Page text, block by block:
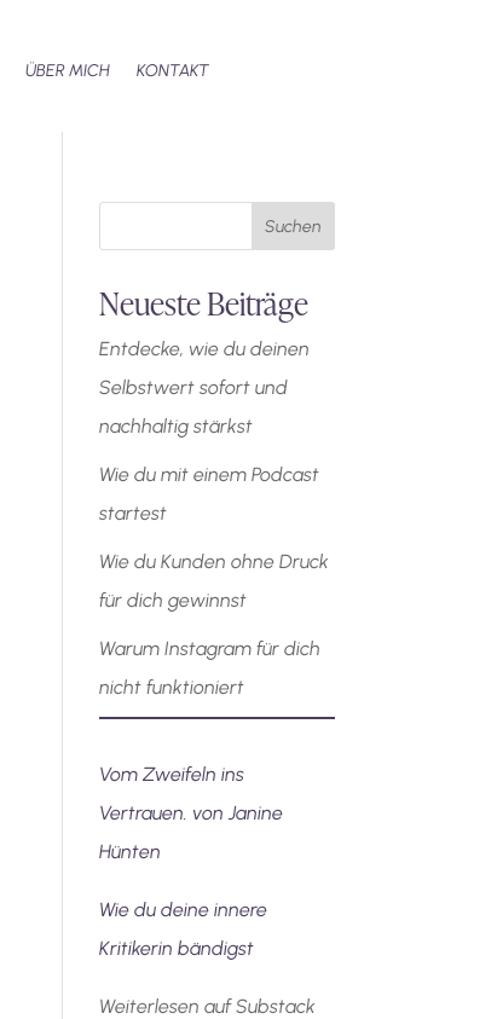
ÜBER MICH KONTAKT
Suchen
Neueste Beiträge
Entdecke, wie du deinen
Selbstwert sofort und
nachhaltig stärkst
Wie du mit einem Podcast
startest
Wie du Kunden ohne Druck
für dich gewinnst
Warum Instagram für dich
nicht funktioniert
Vom Zweifeln ins
Vertrauen. von Janine
Hünten
Wie du deine innere
Kritikerin bändigst
Weiterlesen auf Substack